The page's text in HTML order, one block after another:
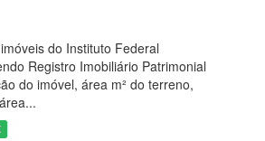
do Instituto Federal
Registro Imobiliário Patrimonial
do imóvel, área m² do terreno,